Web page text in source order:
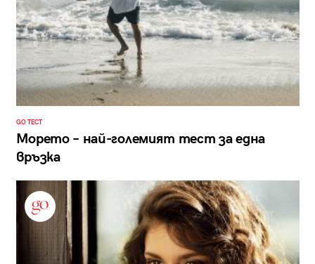
GO ТЕСТ
Морето – най-големият тест за една
връзка